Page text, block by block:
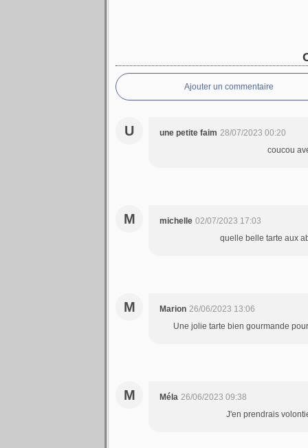
Ajouter un commentaire
U une petite faim 28/07/2023 00:20
coucou
M michelle 02/07/2023 17:03
quelle belle tarte aux
M Marion 26/06/2023 13:06
Une jolie tarte bien gourmande
M Méla 26/06/2023 09:38
J'en prendrais